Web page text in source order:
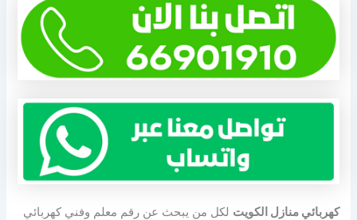
كهربائي منازل الكويت لكل من يبحث عن رقم معلم وفني كهربائي